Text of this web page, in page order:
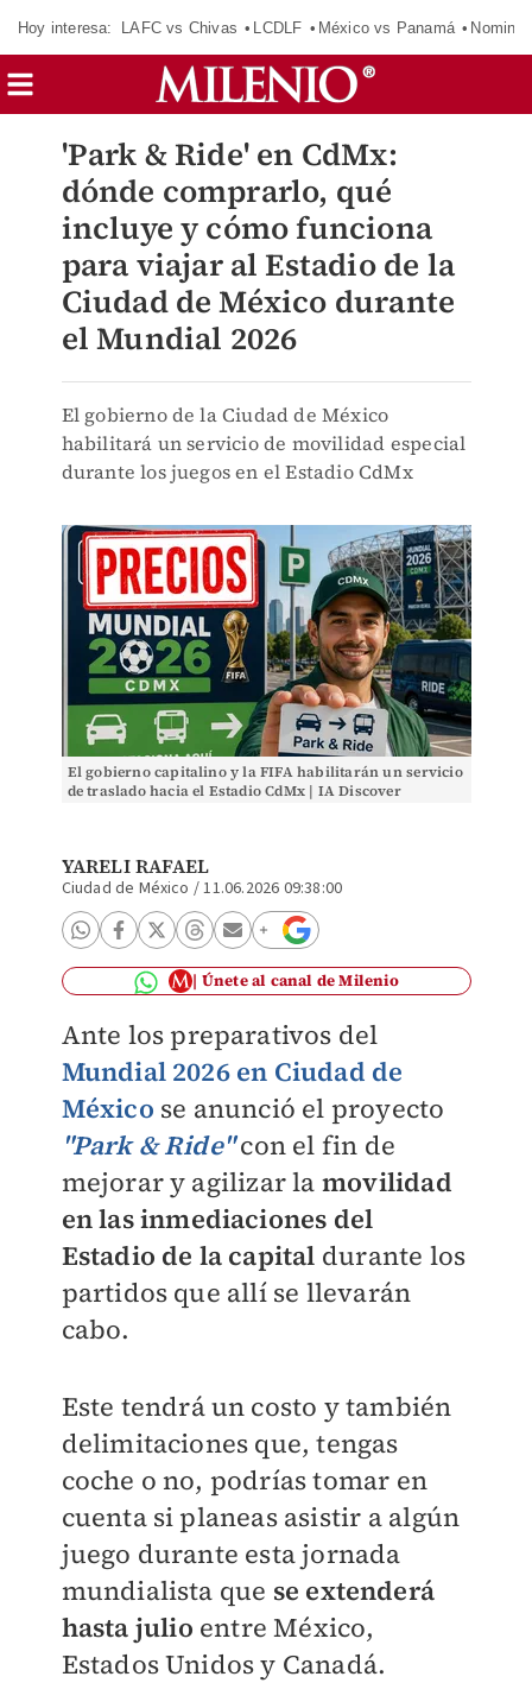
Hoy interesa: LAFC vs Chivas LCDLF México vs Panamá
'Park & Ride' en CdMx:
dónde comprarlo, qué
incluye y cómo funciona
para viajar al Estadio de la
Ciudad de México durante
el Mundial 2026
El gobierno de la Ciudad de México
habilitará un servicio de movilidad especial
durante los juegos en el Estadio CdMx
El gobierno capitalino y la FIFA habilitarán un servicio
de traslado hacia el Estadio CdMx | IA Discover
YARELI RAFAEL
Ciudad de México /11.06.2026 09:38:00
Únete al canal de Milenio
Ante los preparativos del
Mundial 2026 en Ciudad de
México se anunció el proyecto
"Park & Ride"con el fin de
mejorar y agilizar la movilidad
en las inmediaciones del
Estadio de la capital durante los
partidos que allí se llevarán
cabo.
Este tendrá un costo y también
delimitaciones que, tengas
coche o no, podrías tomar en
cuenta si planeas asistir a algún
juego durante esta jornada
mundialista que se extenderá
hasta julio entre México,
Estados Unidos y Canadá.